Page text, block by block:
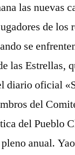
las nuevas
de los
se
las Estrellas,
diario oficial
del
del Pueblo
anual.